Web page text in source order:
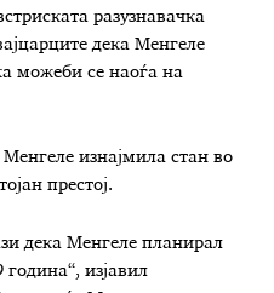
разузнавачка
дека Менгеле
можеби се наоѓа на
изнајмила стан во
престој.
дека Менгеле планирал
изјавил